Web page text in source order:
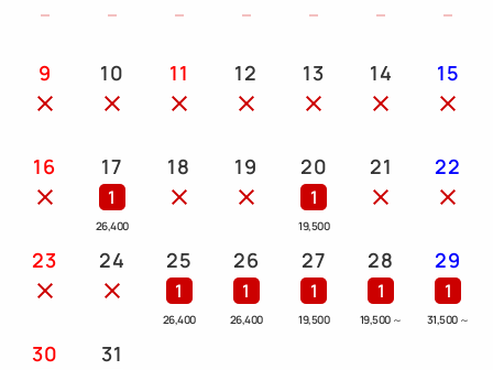
【備品・アメニティ】
9 10 11 12 13 14 15
16 17
1
26,400
18 19 20
1
19,500
21 22
23 24 25
1
26,400
26
1
26,400
27
1
19,500
28
1
19,500 ～
29
1
31,500 ～
30 31